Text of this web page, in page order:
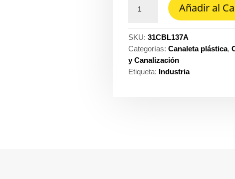
plastica
metros
13
MM
x
Añadir al
SKU:31CBL137A
Categorías:Canaleta plástica,
y Canalización
Etiqueta: Industria